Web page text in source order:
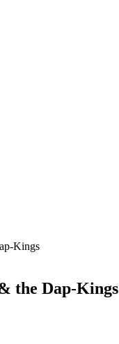
Kings
the Dap-Kings